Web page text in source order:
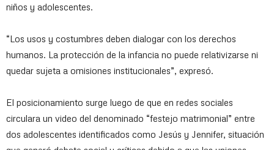
niños y adolescentes.
“Los usos y costumbres deben dialogar con los derechos
humanos. La protección de la infancia no puede relativizarse ni
quedar sujeta a omisiones institucionales”, expresó.
El posicionamiento surge luego de que en redes sociales
circulara un video del denominado “festejo matrimonial” entre
dos adolescentes identificados como Jesús y Jennifer, situación